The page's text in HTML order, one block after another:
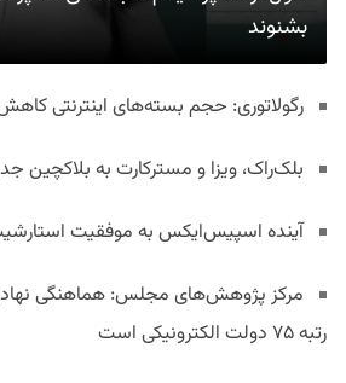
بشنوند
رگولاتوری: حجم بسته‌های اینترنتی
بلک‌راک، ویزا و مسترکارت به بلاکچین
آینده اسپیس‌ایکس به موفقیت
مرکز پژوهش‌های مجلس: هماهنگی
رتبه ۷۵ دولت الکترونیکی است